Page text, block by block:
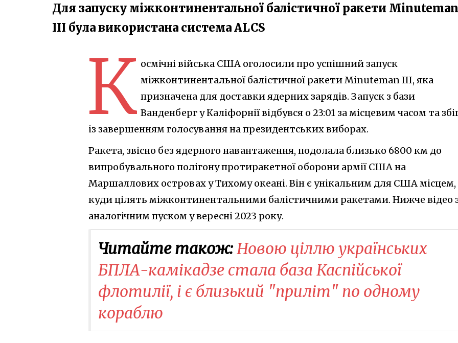
Для запуску міжконтинентальної балістичної ракети Minuteman
III була використана система ALCS
К осмічні війська США оголосили про успішний запуск
міжконтинентальної балістичної ракети Minuteman III, яка
призначена для доставки ядерних зарядів. Запуск з бази
Ванденберг у Каліфорнії відбувся о 23:01 за місцевим часом та
із завершенням голосування на президентських виборах.
Ракета, звісно без ядерного навантаження, подолала близько 6800 км до
випробувального полігону протиракетної оборони армії США на
Маршаллових островах у Тихому океані. Він є унікальним для США місцем,
куди цілять міжконтинентальними балістичними ракетами. Нижче відео
аналогічним пуском у вересні 2023 року.
Читайте також:Новою ціллю українських
БПЛА-камікадзе стала база Каспійської
флотилії, і є близький "приліт" по одному
кораблю